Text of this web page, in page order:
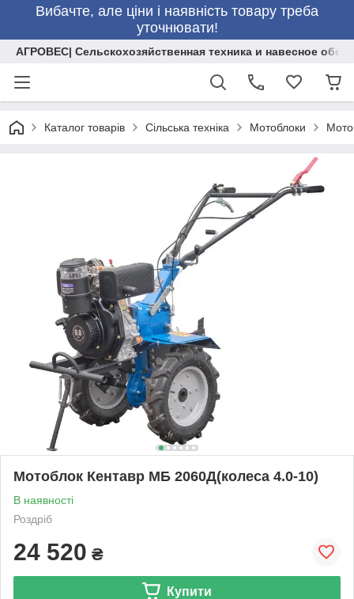
Вибачте, але ціни і наявність товару треба
уточнювати!
АГРОВЕС| Сельскохозяйственная техника и навесное
Каталог товарів Сільська техніка Мотоблоки
Мотоблок Кентавр МБ 2060Д(колеса 4.0-10)
В наявності
Роздріб
24 520 ₴
Купити